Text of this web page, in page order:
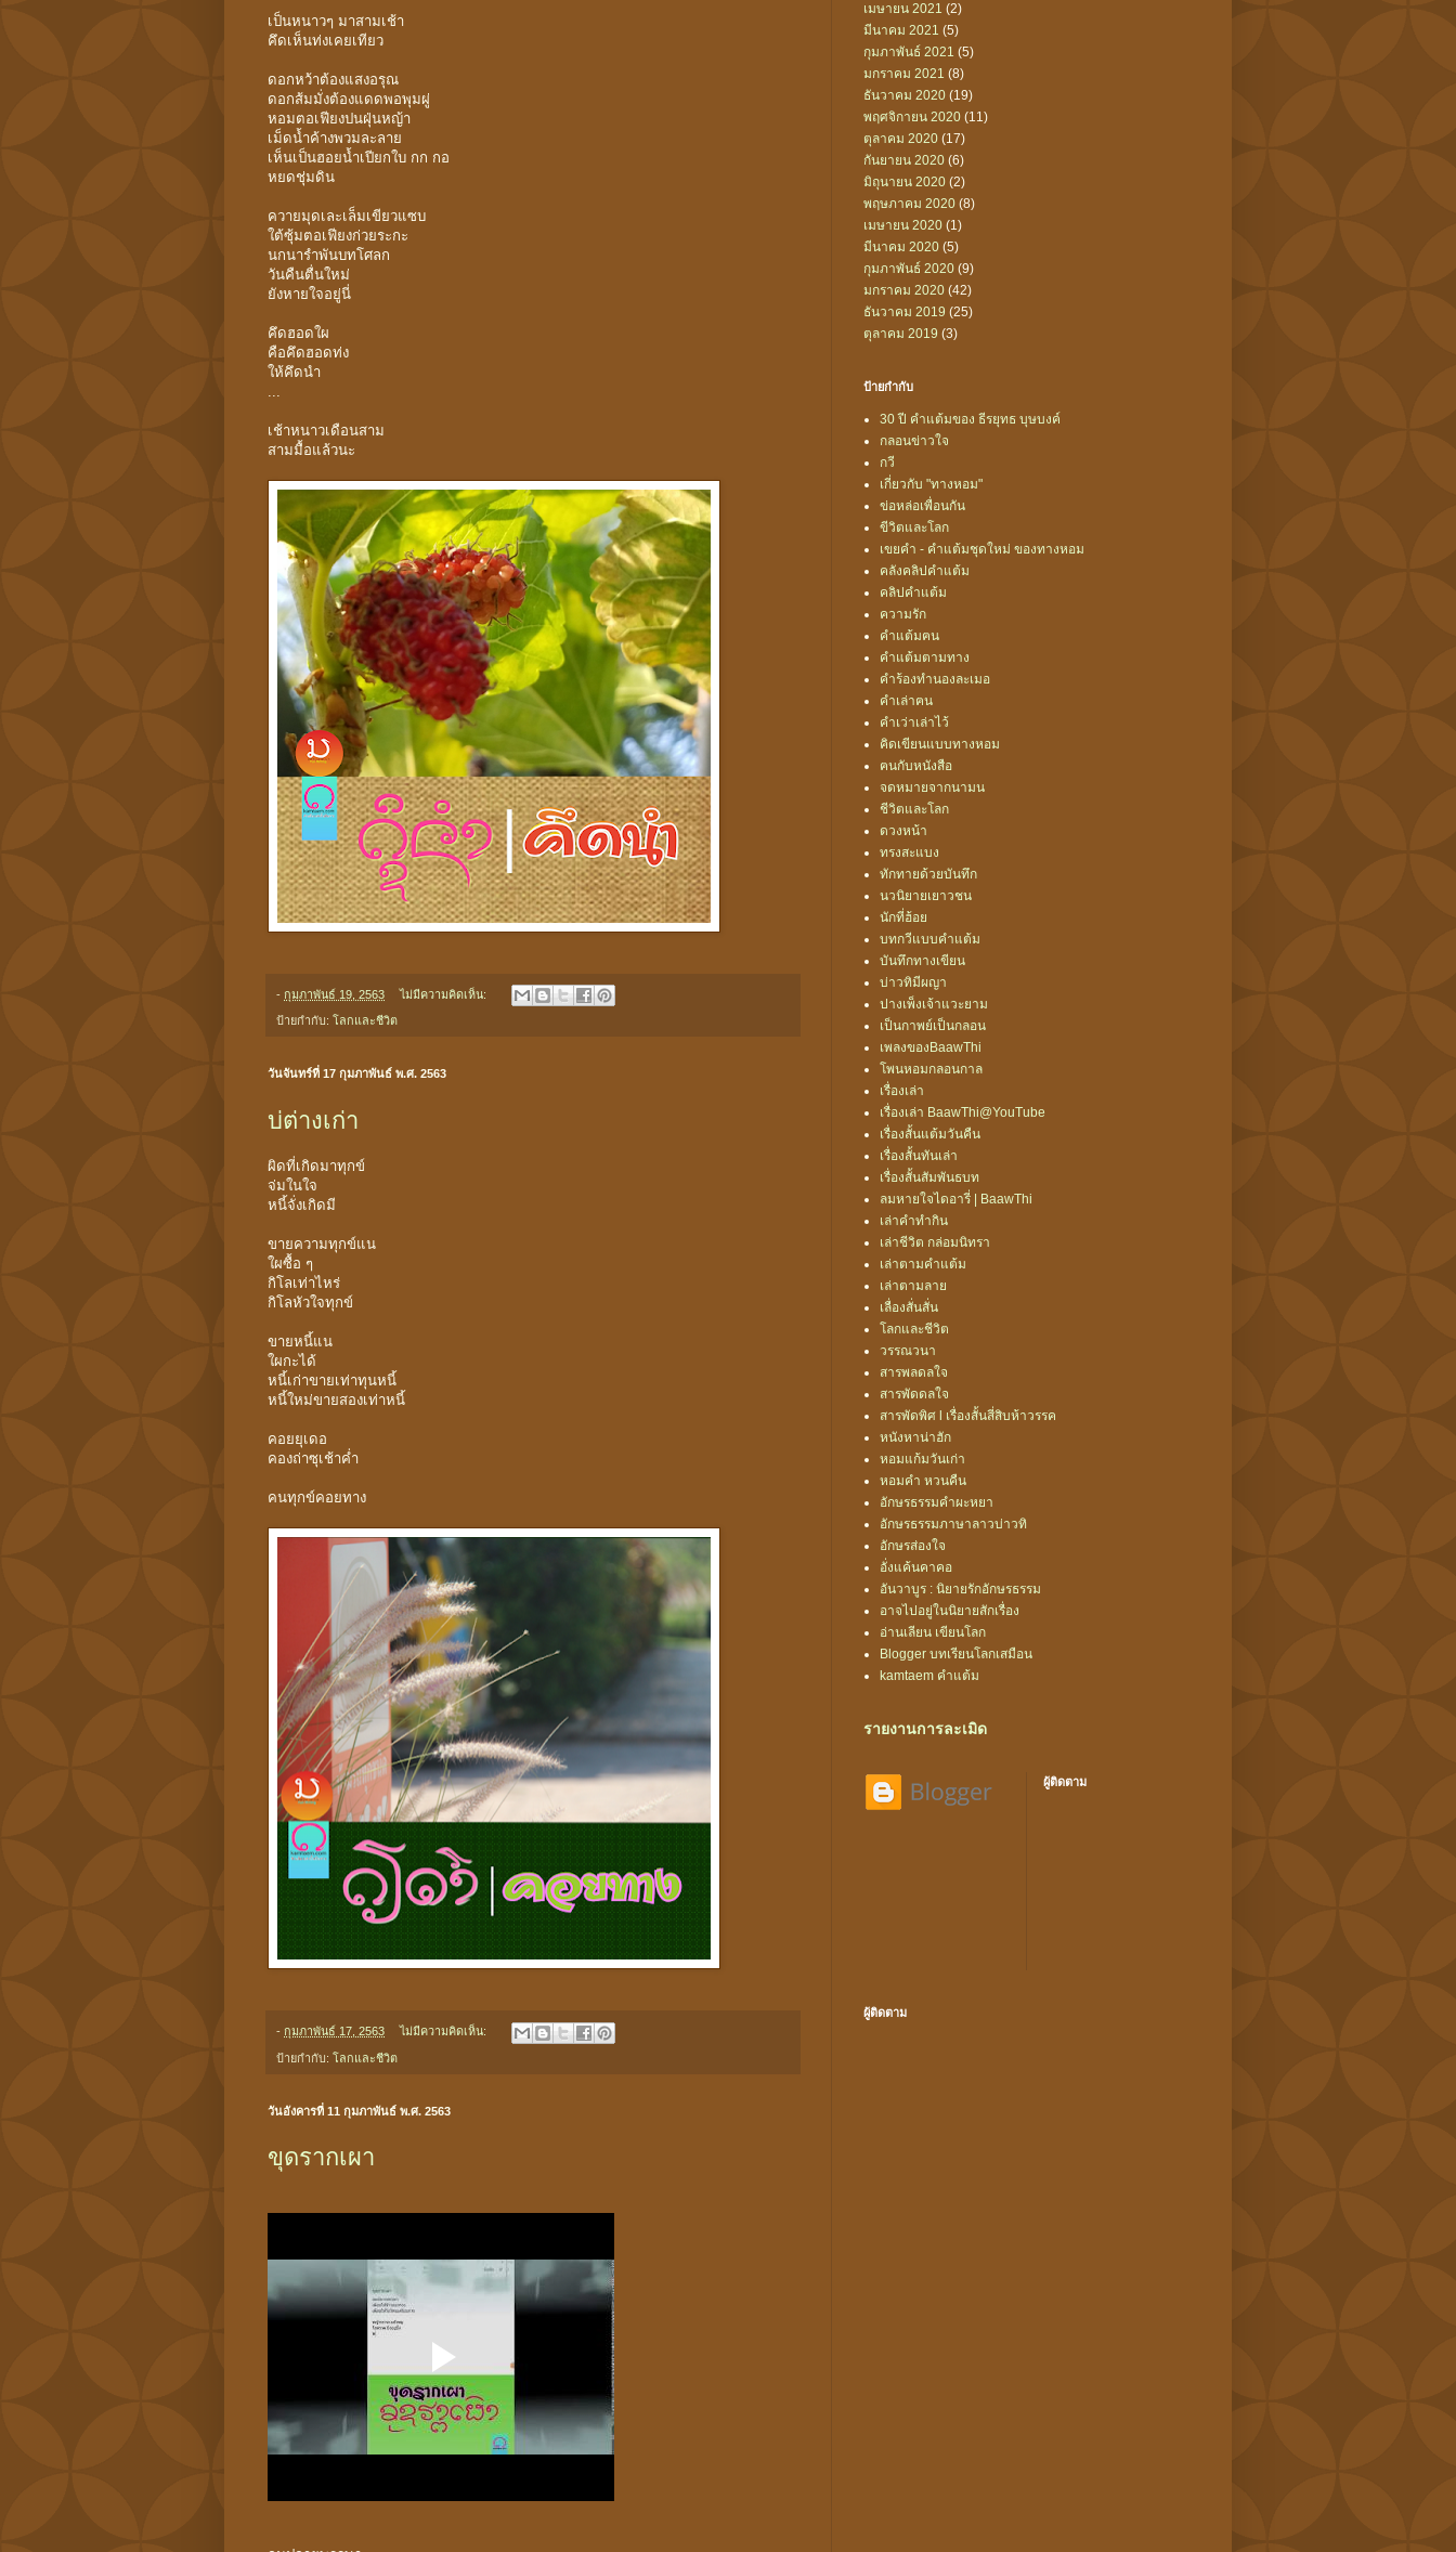
เป็นหนาวๆ มาสามเช้า
คึดเห็นท่งเคยเทียว
ดอกหว้าต้องแสงอรุณ
ดอกส้มมั่งต้องแดดพอพุมผู่
หอมตอเฟียงปนฝุ่นหญ้า
เม็ดน้ำค้างพวมละลาย
เห็นเป็นฮอยน้ำเปียกใบ กก กอ
หยดชุ่มดิน
ควายมุดเละเล็มเขียวแซบ
ใต้ซุ้มตอเฟียงก่วยระกะ
นกนารำพันบทโศลก
วันคืนตื่นใหม่
ยังหายใจอยู่นี่
คึดฮอดใผ
คือคึดฮอดท่ง
ให้คึดนำ
เช้าหนาวเดือนสาม
สามมื้อแล้วนะ
- กุมภาพันธ์ 19, 2563 ไม่มีความคิดเห็น:
ป้ายกำกับ: โลกและชีวิต
วันจันทร์ที่ 17 กุมภาพันธ์ พ.ศ. 2563
บ่ต่างเก่า
ผิดที่เกิดมาทุกข์
จ่มในใจ
หนี้จั่งเกิดมี
ขายความทุกข์แน
ใผซื้อ ๆ
กิโลเท่าไหร่
กิโลหัวใจทุกข์
ขายหนี้แน
ใผกะได้
หนี้เก่าขายเท่าทุนหนี้
หนี้ใหม่ขายสองเท่าหนี้
คอยยุเดอ
คองถ่าซุเช้าค่ำ
คนทุกข์คอยทาง
- กุมภาพันธ์ 17, 2563 ไม่มีความคิดเห็น:
ป้ายกำกับ: โลกและชีวิต
วันอังคารที่ 11 กุมภาพันธ์ พ.ศ. 2563
ขุดรากเผา
เมษายน 2021 (2)
มีนาคม 2021 (5)
กุมภาพันธ์ 2021 (5)
มกราคม 2021 (8)
ธันวาคม 2020 (19)
พฤศจิกายน 2020 (11)
ตุลาคม 2020 (17)
กันยายน 2020 (6)
มิถุนายน 2020 (2)
พฤษภาคม 2020 (8)
เมษายน 2020 (1)
มีนาคม 2020 (5)
กุมภาพันธ์ 2020 (9)
มกราคม 2020 (42)
ธันวาคม 2019 (25)
ตุลาคม 2019 (3)
ป้ายกำกับ
30 ปี คำแต้มของ ธีรยุทธ บุษบงค์
กลอนข่าวใจ
กวี
เกี่ยวกับ "ทางหอม"
ข่อหล่อเพื่อนกัน
ขีวิตและโลก
เขยคำ - คำแต้มชุดใหม่ ของทางหอม
คลังคลิปคำแต้ม
คลิปคำแต้ม
ความรัก
คำแต้มฅน
คำแต้มตามทาง
คำร้องทำนองละเมอ
คำเล่าฅน
คำเว่าเล่าไว้
คิดเขียนแบบทางหอม
ฅนกับหนังสือ
จดหมายจากนามน
ชีวิตและโลก
ดวงหน้า
ทรงสะแบง
ทักทายด้วยบันทึก
นวนิยายเยาวชน
นักที่ฮ้อย
บทกวีแบบคำแต้ม
บันทึกทางเขียน
บ่าวทิมีผญา
ปางเพ็งเจ้าแวะยาม
เป็นกาพย์เป็นกลอน
เพลงของBaawThi
โพนหอมกลอนกาล
เรื่องเล่า
เรื่องเล่า BaawThi@YouTube
เรื่องสั้นแต้มวันคืน
เรื่องสั้นทันเล่า
เรื่องสั้นสัมพันธบท
ลมหายใจไดอารี่ | BaawThi
เล่าคำทำกิน
เล่าชีวิต กล่อมนิทรา
เล่าตามคำแต้ม
เล่าตามลาย
เลื่องสั่นสั่น
โลกและชีวิต
วรรณวนา
สารพลดลใจ
สารพัดดลใจ
สารพัดพิศ l เรื่องสั้นสี่สิบห้าวรรค
หนังหาน่าฮัก
หอมแก้มวันเก่า
หอมคำ หวนคืน
อักษรธรรมคำผะหยา
อักษรธรรมภาษาลาวบ่าวทิ
อักษรส่องใจ
อั่งแค้นคาคอ
อันวาบูร : นิยายรักอักษรธรรม
อาจไปอยู่ในนิยายสักเรื่อง
อ่านเลียน เขียนโลก
Blogger บทเรียนโลกเสมือน
kamtaem คำแต้ม
รายงานการละเมิด
ผู้ติดตาม
ผู้ติดตาม